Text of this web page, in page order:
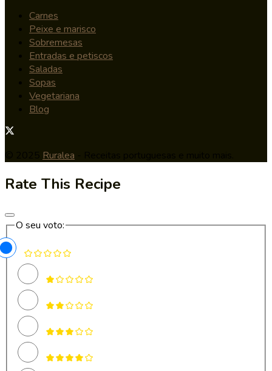
Carnes
Peixe e marisco
Sobremesas
Entradas e petiscos
Saladas
Sopas
Vegetariana
Blog
Ruralea
Rate This Recipe
O seu voto: